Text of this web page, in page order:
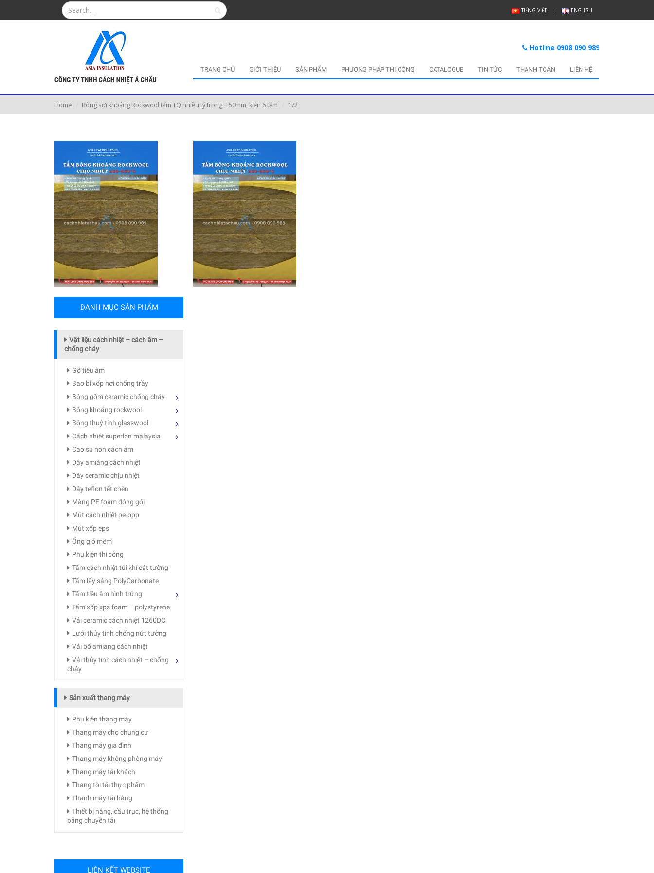
TIẾNG VIỆT ENGLISH
Hotline 0908 090 989
TRANG CHỦ GIỚI THIỆU SẢN PHẨM PHƯƠNG PHÁP THI CÔNG CATALOGUE TIN TỨC THANH TOÁN LIÊN HỆ
Home Bông sợi khoáng Rockwool tấm TQ nhiều tỷ trọng, T50mm, kiện 6 tấm 172
DANH MỤC SẢN PHẨM
Vật liệu cách nhiệt – cách âm –
chống cháy
Gỗ tiêu âm
Bao bì xốp hơi chống trầy
Bông gốm ceramic chống cháy
Bông khoáng rockwool
Bông thuỷ tinh glasswool
Cách nhiệt superlon malaysia
Cao su non cách âm
Dây amıăng cách nhıệt
Dây ceramic chịu nhiệt
Dây teflon tết chèn
Màng PE foam đóng gói
Mút cách nhiệt pe-opp
Mút xốp eps
Ống gıó mềm
Phụ kiện thi công
Tấm cách nhiệt túi khí cát tường
Tấm lấy sáng PolyCarbonate
Tấm tiêu âm hình trứng
Tấm xốp xps foam – polystyrene
Vải ceramic cách nhiệt 1260DC
Lưới thủy tinh chống nứt tường
Vảı bố amıang cách nhıệt
Vảı thủy tınh cách nhıệt – chống
cháy
Sản xuất thang máy
Phụ kıện thang máy
Thang máy cho chung cư
Thang máy gıa đình
Thang máy không phòng máy
Thang máy tảı khách
Thang tờı tảı thực phẩm
Thanh máy tảı hàng
Thıết bị nâng, cầu trục, hệ thống
băng chuyền tảı
LIÊN KẾT WEBSITE